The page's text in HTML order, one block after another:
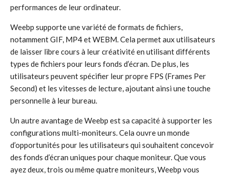
performances de leur ordinateur.
Weebp supporte une variété de formats de fichiers,
notamment GIF, MP4 et WEBM. Cela permet aux utilisateurs
de laisser libre cours à leur créativité en utilisant différents
types de fichiers pour leurs fonds d’écran. De plus, les
utilisateurs peuvent spécifier leur propre FPS (Frames Per
Second) et les vitesses de lecture, ajoutant ainsi une touche
personnelle à leur bureau.
Un autre avantage de Weebp est sa capacité à supporter les
configurations multi-moniteurs. Cela ouvre un monde
d’opportunités pour les utilisateurs qui souhaitent concevoir
des fonds d’écran uniques pour chaque moniteur. Que vous
ayez deux, trois ou même quatre moniteurs, Weebp vous